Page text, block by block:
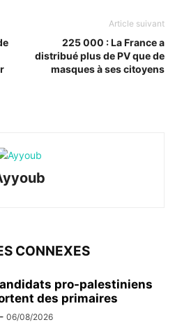
Article suivant
225 000 : La France a
distribué plus de PV que de
masques à ses citoyens
CONNEXES
pro-palestiniens
des primaires
- 06/08/2026